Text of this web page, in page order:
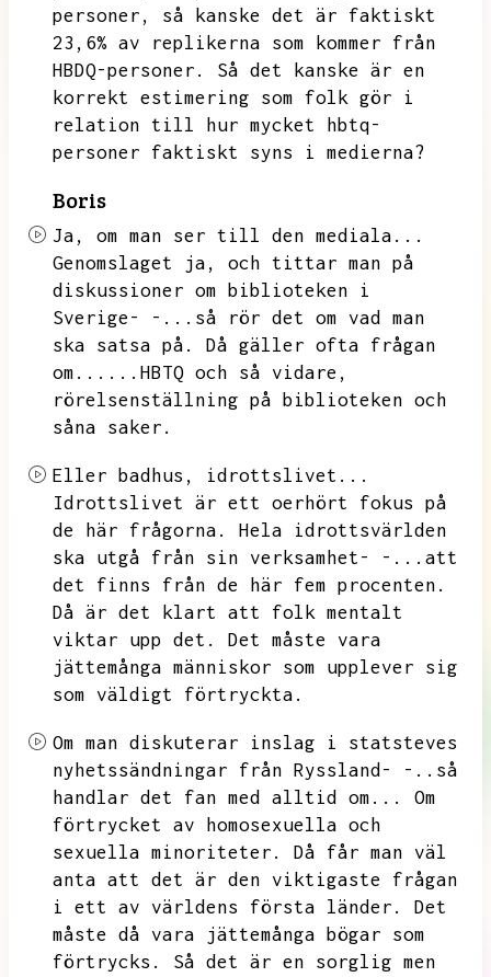
personer,
så kanske det är faktiskt
23,6% av replikerna som kommer från
HBDQ-personer.
Så det kanske är en
korrekt estimering som folk gör i
relation till hur mycket hbtq-
personer faktiskt syns i medierna?
Boris
Ja,
om man ser till den mediala...
Genomslaget ja,
och tittar man på
diskussioner om biblioteken i
Sverige- -...så rör det om vad man
ska satsa på.
Då gäller ofta frågan
om......HBTQ och så vidare,
rörelsenställning på biblioteken och
såna saker.
Eller badhus,
idrottslivet...
Idrottslivet är ett oerhört fokus på
de här frågorna.
Hela idrottsvärlden
ska utgå från sin verksamhet- -...att
det finns från de här fem procenten.
Då är det klart att folk mentalt
viktar upp det.
Det måste vara
jättemånga människor som upplever sig
som väldigt förtryckta.
Om man diskuterar inslag i statsteves
nyhetssändningar från Ryssland- -..så
handlar det fan med alltid om...
Om
förtrycket av homosexuella och
sexuella minoriteter.
Då får man väl
anta att det är den viktigaste frågan
i ett av världens första länder.
Det
måste då vara jättemånga bögar som
förtrycks.
Så det är en sorglig men